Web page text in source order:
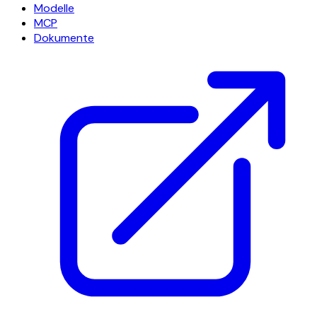
Modelle
MCP
Dokumente